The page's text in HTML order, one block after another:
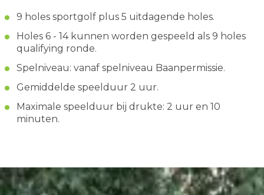
9 holes sportgolf plus 5 uitdagende holes.
Holes 6 - 14 kunnen worden gespeeld als 9 holes
qualifying ronde.
Spelniveau: vanaf spelniveau Baanpermissie.
Gemiddelde speelduur 2 uur.
Maximale speelduur bij drukte: 2 uur en 10
minuten.